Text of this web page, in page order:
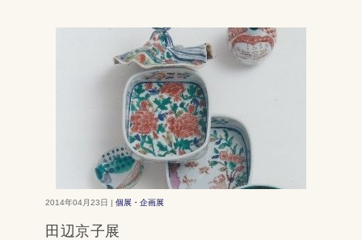
2014年04月23日 | 個展・企画展
田辺京子展